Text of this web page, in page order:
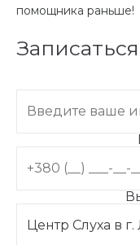
помощника раньше!